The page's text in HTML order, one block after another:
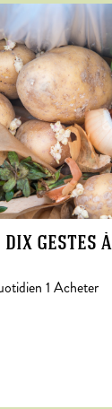
gestes à
1 Acheter